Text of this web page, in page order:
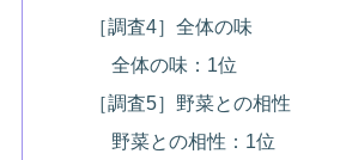
［調査4］全体の味
全体の味：1位
［調査5］野菜との相性
野菜との相性：1位